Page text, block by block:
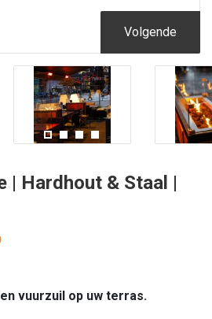
Volgende
| Hardhout & Staal |
vuurzuil op uw terras.